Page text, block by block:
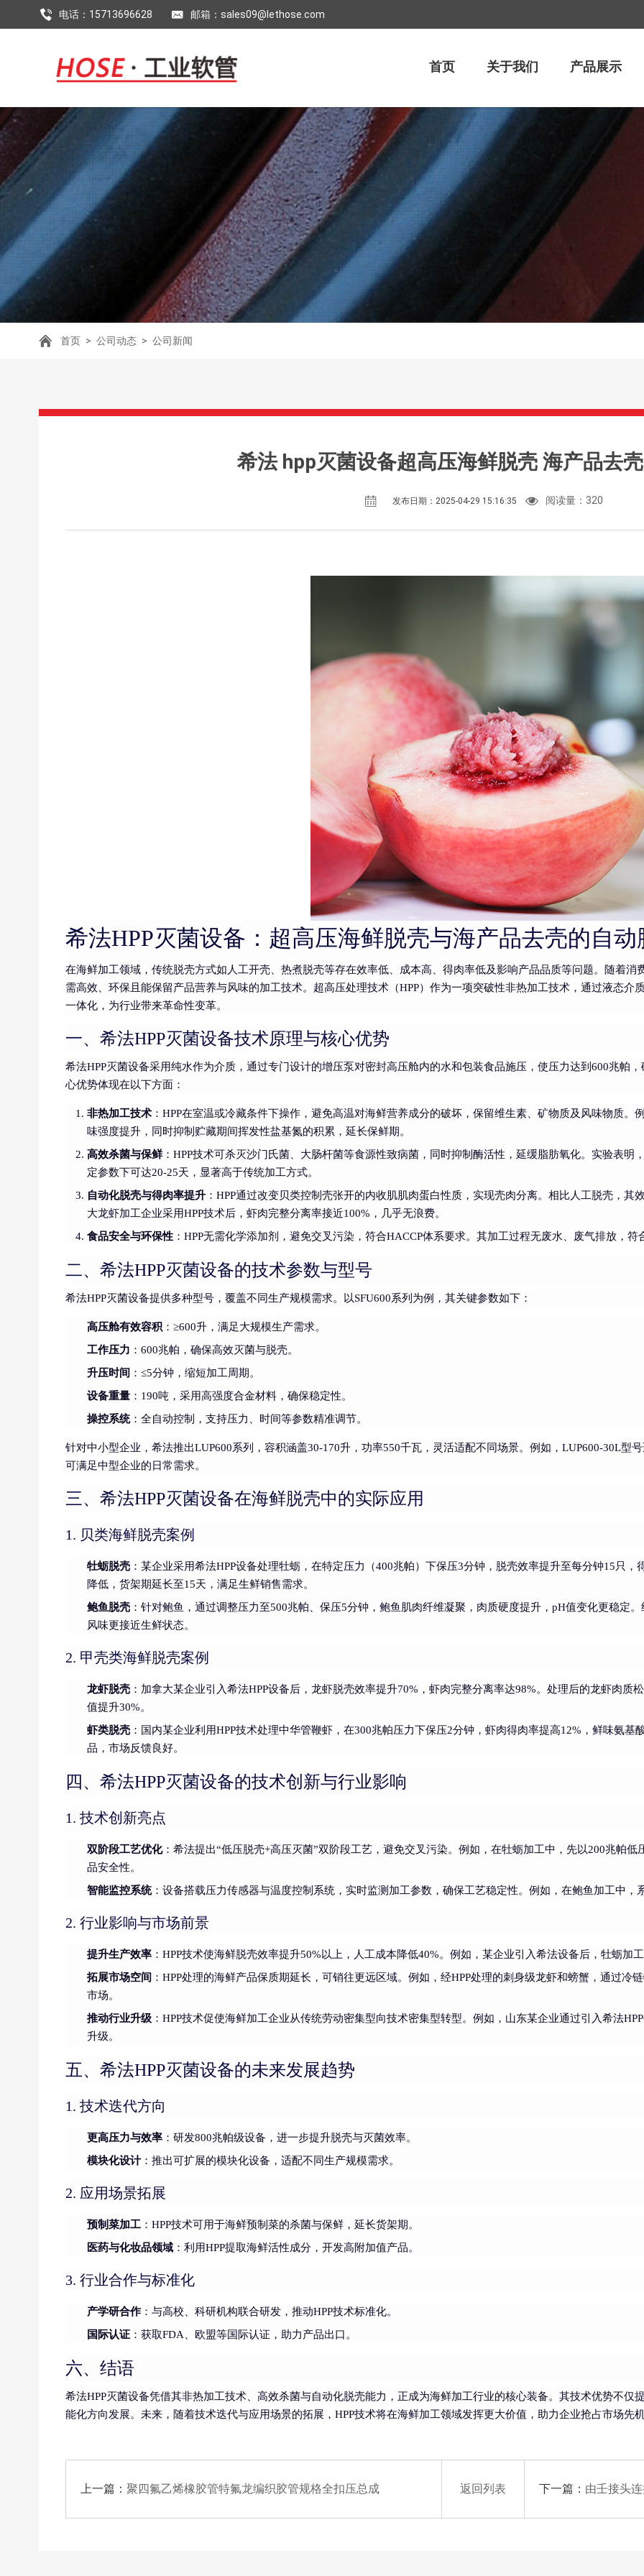
电话：15713696628 邮箱：sales09@lethose.com
首页 关于我们 产品展示
首页 > 公司动态 > 公司新闻
希法 hpp灭菌设备超高压海鲜脱壳 海产品去
发布日期：2025-04-29 15:16:35 阅读量： 320
希法HPP灭菌设备：超高压海鲜脱壳与海产品去壳的自
在海鲜加工领域，传统脱壳方式如人工开壳、热煮脱壳等存在效率低、成本高、得肉率低及影响产品品质等问题。随着
需高效、环保且能保留产品营养与风味的加工技术。超高压处理技术（HPP）作为一项突破性非热加工技术，通过液态介
一体化，为行业带来革命性变革。
一、希法HPP灭菌设备技术原理与核心优势
希法HPP灭菌设备采用纯水作为介质，通过专门设计的增压泵对密封高压舱内的水和包装食品施压，使压力达到600兆帕
心优势体现在以下方面：
非热加工技术：HPP在室温或冷藏条件下操作，避免高温对海鲜营养成分的破坏，保留维生素、矿物质及风味物质。
味强度提升，同时抑制贮藏期间挥发性盐基氮的积累，延长保鲜期。
高效杀菌与保鲜：HPP技术可杀灭沙门氏菌、大肠杆菌等食源性致病菌，同时抑制酶活性，延缓脂肪氧化。实验表明
定参数下可达20-25天，显著高于传统加工方式。
自动化脱壳与得肉率提升：HPP通过改变贝类控制壳张开的内收肌肌肉蛋白性质，实现壳肉分离。相比人工脱壳，其
大龙虾加工企业采用HPP技术后，虾肉完整分离率接近100%，几乎无浪费。
食品安全与环保性：HPP无需化学添加剂，避免交叉污染，符合HACCP体系要求。其加工过程无废水、废气排放，符
二、希法HPP灭菌设备的技术参数与型号
希法HPP灭菌设备提供多种型号，覆盖不同生产规模需求。以SFU600系列为例，其关键参数如下：
高压舱有效容积：≥600升，满足大规模生产需求。
工作压力 ：600兆帕，确保高效灭菌与脱壳。
升压时间 ：≤5分钟，缩短加工周期。
设备重量：190吨，采用高强度合金材料，确保稳定性。
操控系统：全自动控制，支持压力、时间等参数精准调节。
针对中小型企业，希法推出LUP600系列，容积涵盖30-170升，功率550千瓦，灵活适配不同场景。例如，LUP600-30L型
可满足中型企业的日常需求。
三、希法HPP灭菌设备在海鲜脱壳中的实际应用
1. 贝类海鲜脱壳案例
牡蛎脱壳：某企业采用希法HPP设备处理牡蛎，在特定压力（400兆帕）下保压3分钟，脱壳效率提升至每分钟15只
降低，货架期延长至15天，满足生鲜销售需求。
鲍鱼脱壳：针对鲍鱼，通过调整压力至500兆帕、保压5分钟，鲍鱼肌肉纤维凝聚，肉质硬度提升，pH值变化更稳定
风味更接近生鲜状态。
2. 甲壳类海鲜脱壳案例
龙虾脱壳：加拿大某企业引入希法HPP设备后，龙虾脱壳效率提升70%，虾肉完整分离率达98%。处理后的龙虾肉质
值提升30%。
虾类脱壳：国内某企业利用HPP技术处理中华管鞭虾，在300兆帕压力下保压2分钟，虾肉得肉率提高12%，鲜味氨基
品，市场反馈良好。
四、希法HPP灭菌设备的技术创新与行业影响
1. 技术创新亮点
双阶段工艺优化：希法提出“低压脱壳+高压灭菌”双阶段工艺，避免交叉污染。例如，在牡蛎加工中，先以200兆帕
品安全性。
智能监控系统：设备搭载压力传感器与温度控制系统，实时监测加工参数，确保工艺稳定性。例如，在鲍鱼加工中，
2. 行业影响与市场前景
提升生产效率：HPP技术使海鲜脱壳效率提升50%以上，人工成本降低40%。例如，某企业引入希法设备后，牡蛎加
拓展市场空间 ：HPP处理的海鲜产品保质期延长，可销往更远区域。例如，经HPP处理的刺身级龙虾和螃蟹，通过冷
市场。
推动行业升级：HPP技术促使海鲜加工企业从传统劳动密集型向技术密集型转型。例如，山东某企业通过引入希法
升级。
五、希法HPP灭菌设备的未来发展趋势
1. 技术迭代方向
更高压力与效率：研发800兆帕级设备，进一步提升脱壳与灭菌效率。
模块化设计：推出可扩展的模块化设备，适配不同生产规模需求。
2. 应用场景拓展
预制菜加工：HPP技术可用于海鲜预制菜的杀菌与保鲜，延长货架期。
医药与化妆品领域：利用HPP提取海鲜活性成分，开发高附加值产品。
3. 行业合作与标准化
产学研合作：与高校、科研机构联合研发，推动HPP技术标准化。
国际认证：获取FDA、欧盟等国际认证，助力产品出口。
六、结语
希法HPP灭菌设备凭借其非热加工技术、高效杀菌与自动化脱壳能力，正成为海鲜加工行业的核心装备。其技术优势不仅
能化方向发展。未来，随着技术迭代与应用场景的拓展，HPP技术将在海鲜加工领域发挥更大价值，助力企业抢占市场先
上一篇： 聚四氟乙烯橡胶管特氟龙编织胶管规格全扣压总成 返回列表 下一篇： 由壬接头